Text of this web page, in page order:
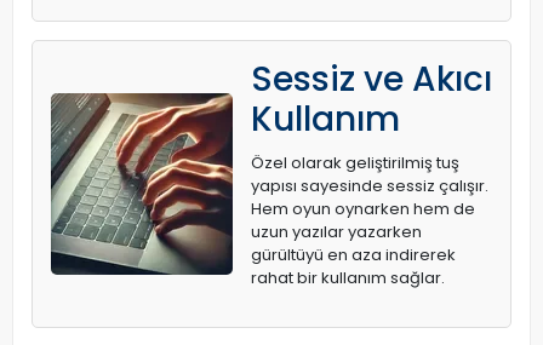
Sessiz ve Akıcı
Kullanım
Özel olarak geliştirilmiş tuş
yapısı sayesinde sessiz çalışır.
Hem oyun oynarken hem de
uzun yazılar yazarken
gürültüyü en aza indirerek
rahat bir kullanım sağlar.